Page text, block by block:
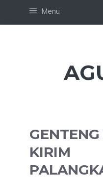
Menu
KIRIM